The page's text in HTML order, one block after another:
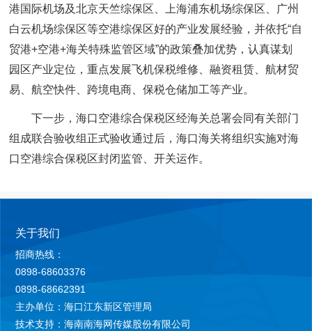
港国际机场及北京天竺综保区、上海浦东机场综保区、广州
白云机场综保区等空港综保区好的产业发展经验，并依托“自
贸港+空港+海关特殊监管区域”的政策叠加优势，认真谋划
园区产业定位，重点发展飞机保税维修、融资租赁、航材贸
易、航空快件、跨境电商、保税仓储加工等产业。
下一步，海口空港综合保税区经海关总署会同有关部门
组成联合验收组正式验收通过后，海口海关将组织实施对海
口空港综合保税区封闭监管、开关运作。
关于我们
招商热线：
0898-68603376
0898-68662391
主办单位：海口江东新区管理局
技术支持：海南南海网传媒股份有限公司